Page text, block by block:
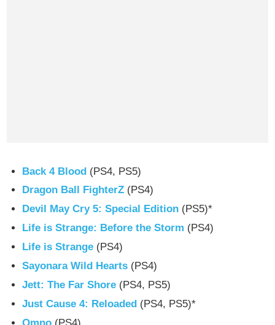
Back 4 Blood (PS4, PS5)
Dragon Ball FighterZ (PS4)
Devil May Cry 5: Special Edition (PS5)*
Life is Strange: Before the Storm (PS4)
Life is Strange (PS4)
Sayonara Wild Hearts (PS4)
Jett: The Far Shore (PS4, PS5)
Just Cause 4: Reloaded (PS4, PS5)*
Omno (PS4)